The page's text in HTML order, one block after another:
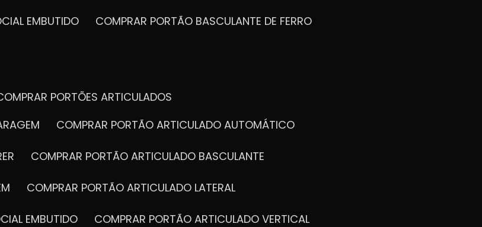
EMBUTIDO COMPRAR PORTÃO BASCULANTE DE FERRO
COMPRAR PORTÕES ARTICULADOS
COMPRAR PORTÃO ARTICULADO AUTOMÁTICO
COMPRAR PORTÃO ARTICULADO BASCULANTE
COMPRAR PORTÃO ARTICULADO LATERAL
EMBUTIDO COMPRAR PORTÃO ARTICULADO VERTICAL